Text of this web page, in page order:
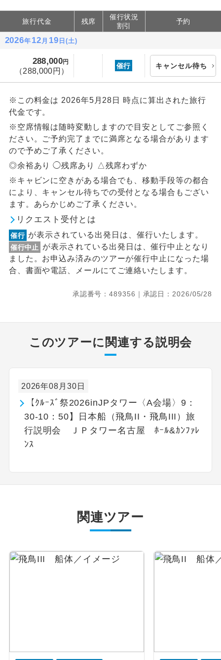
旅行代金 残席
催行状況
割引
予約
2026年 12 月 19 日(土)
288,000円
（288,000円 ）
催行 キャンセル待ち
※この料金は 2026年5月28日 時点に算出された旅行
代金です。
※空席情報は随時変動しますので目安としてご参照く
ださい。ご予約完了までに満席となる場合があります
ので予めご了承ください。
◎余裕あり ◯残席あり △残席わずか
※キャビンに空きがある場合でも、移動手段等の都合
により、キャンセル待ちでの受付となる場合もござい
ます。あらかじめご了承ください。
リクエスト受付とは
催行 が表示されている出発日は、催行いたします。
催行中止
が表示されている出発日は、催行中止となり
ました。お申込み済みのツアーが催行中止になった場
合、書面や電話、メールにてご連絡いたします。
承認番号：489356｜承認日：2026/05/28
このツアーに関連する説明会
2026年08月30日
【ｸﾙｰｽﾞ祭2026inJPタワー〈A会場〉9：
30-10：50】日本船（飛鳥II・飛鳥III）旅
行説明会 ＪＰタワー名古屋 ﾎｰﾙ&ｶﾝﾌｧﾚ
ﾝｽ
関連ツアー